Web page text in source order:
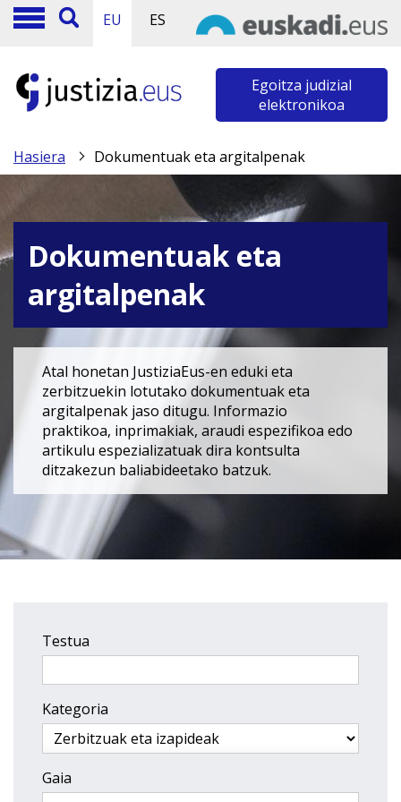
EU ES
Egoitza judizial
elektronikoa
Hasiera Dokumentuak eta argitalpenak
Dokumentuak eta
argitalpenak
Atal honetan JustiziaEus-en eduki eta
zerbitzuekin lotutako dokumentuak eta
argitalpenak jaso ditugu. Informazio
praktikoa, inprimakiak, araudi espezifikoa edo
artikulu espezializatuak dira kontsulta
ditzakezun baliabideetako batzuk.
Testua
Kategoria
Gaia